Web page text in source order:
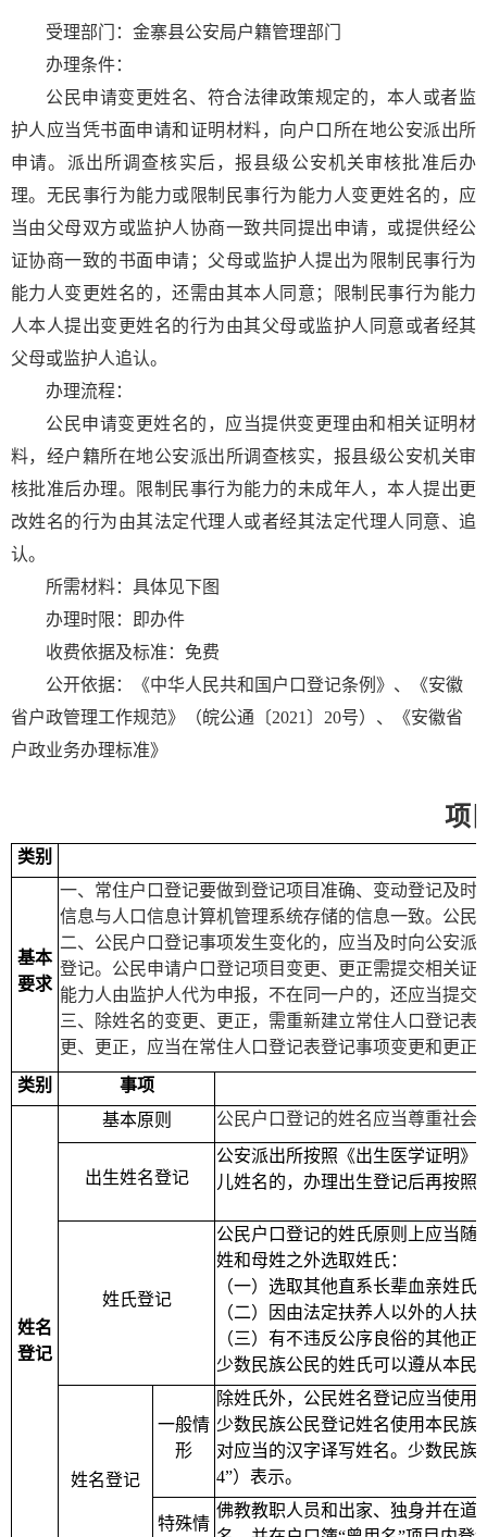
受理部门：金寨县公安局户籍管理部门
办理条件：
公民申请变更姓名、符合法律政策规定的，本人或者监
护人应当凭书面申请和证明材料，向户口所在地公安派出所
申请。派出所调查核实后，报县级公安机关审核批准后办
理。无民事行为能力或限制民事行为能力人变更姓名的，应
当由父母双方或监护人协商一致共同提出申请，或提供经公
证协商一致的书面申请；父母或监护人提出为限制民事行为
能力人变更姓名的，还需由其本人同意；限制民事行为能力
人本人提出变更姓名的行为由其父母或监护人同意或者经其
父母或监护人追认。
办理流程：
公民申请变更姓名的，应当提供变更理由和相关证明材
料，经户籍所在地公安派出所调查核实，报县级公安机关审
核批准后办理。限制民事行为能力的未成年人，本人提出更
改姓名的行为由其法定代理人或者经其法定代理人同意、追
认。
所需材料：具体见下图
办理时限：即办件
收费依据及标准：免费
公开依据：《中华人民共和国户口登记条例》、《安徽
省户政管理工作规范》（皖公通〔2021 〕 20号）、《安徽省
户政业务办理标准》
项
类别
基本
要求
一、常住户口登记要做到登记项目准确、变动登记及
信息与人口信息计算机管理系统存储的信息一致。公
二、公民户口登记事项发生变化的，应当及时向公安
登记。公民申请户口登记项目变更、更正需提交相关
能力人由监护人代为申报，不在同一户的，还应当提交
三、除姓名的变更、更正，需重新建立常住人口登记
更、更正，应当在常住人口登记表登记事项变更和更
类别 事项
姓名
登记
基本原则 公民户口登记的姓名应当尊重社会
出生姓名登记
公安派出所按照《出生医学证明
儿姓名的，办理出生登记后再按
姓氏登记
公民户口登记的姓氏原则上应当
姓和母姓之外选取姓氏：
（一）选取其他直系长辈血亲姓氏
（二）因由法定扶养人以外的人
（三）有不违反公序良俗的其他正
少数民族公民的姓氏可以遵从本民
姓名登记
一般情
形
除姓氏外，公民姓名登记应当使用
少数民族公民登记姓名使用本民
对应当的汉字译写姓名。少数民族
4”）表示。
特殊情
佛教教职人员和出家、独身并在道